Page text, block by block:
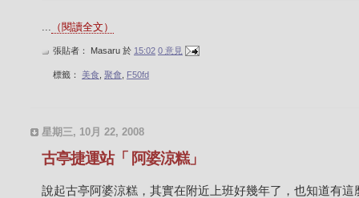
（閱讀全文）
張貼者： Masaru 於 15:02 0 意見
標籤： 美食, 聚會, F50fd
星期三, 10月 22, 2008
古亭捷運站「 阿婆涼糕」
說起古亭阿婆涼糕，其實在附近上班好幾年了，也知道有這